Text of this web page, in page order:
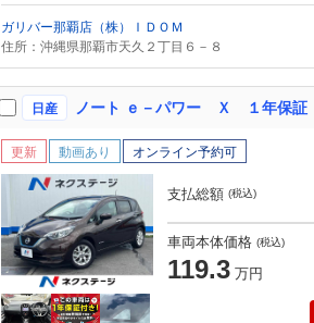
ガリバー那覇店（株）ＩＤＯＭ
住所：沖縄県那覇市天久２丁目６－８
日産
更新 動画あり オンライン予約可
支払総額 (税込)
車両本体価格 (税込)
119.3 万円